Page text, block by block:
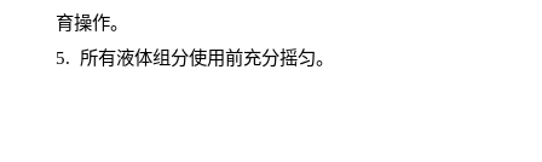
育操作。
5. 所有液体组分使用前充分摇匀。